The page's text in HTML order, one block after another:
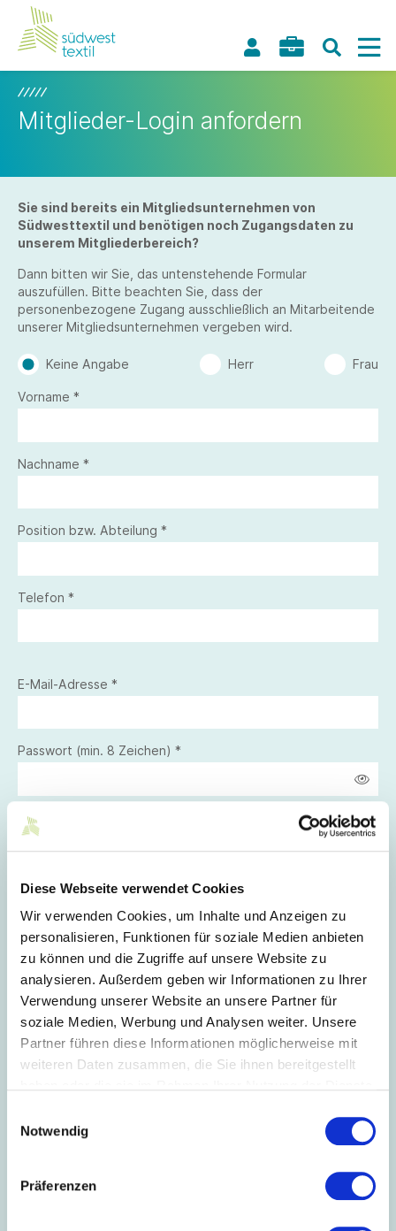
Diese Webseite verwendet Cookies
Wir verwenden Cookies, um Inhalte und Anzeigen zu
personalisieren, Funktionen für soziale Medien anbieten
zu können und die Zugriffe auf unsere Website zu
analysieren. Außerdem geben wir Informationen zu Ihrer
Verwendung unserer Website an unsere Partner für
soziale Medien, Werbung und Analysen weiter. Unsere
Partner führen diese Informationen möglicherweise mit
weiteren Daten zusammen, die Sie ihnen bereitgestellt
Notwendig
Präferenzen
Mitglieder-Login anfordern
Sie sind bereits ein Mitgliedsunternehmen von
Südwesttextil und benötigen noch Zugangsdaten zu
unserem Mitgliederbereich?
Dann bitten wir Sie, das untenstehende Formular
auszufüllen. Bitte beachten Sie, dass der
personenbezogene Zugang ausschließlich an Mitarbeitende
unserer Mitgliedsunternehmen vergeben wird.
Keine Angabe Herr Frau
Vorname *
Nachname *
Position bzw. Abteilung *
Telefon *
E-Mail-Adresse *
Passwort (min. 8 Zeichen) *
Passwort wiederholen *
PLZ *